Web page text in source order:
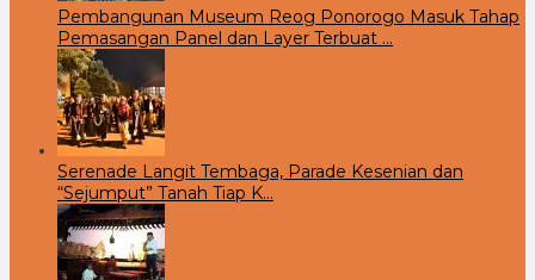
Pembangunan Museum Reog Ponorogo Masuk Tahap
Pemasangan Panel dan Layer Terbuat …
Serenade Langit Tembaga, Parade Kesenian dan
“Sejumput” Tanah Tiap K…